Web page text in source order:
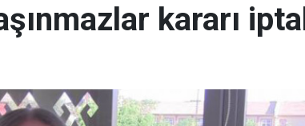
kararı iptal